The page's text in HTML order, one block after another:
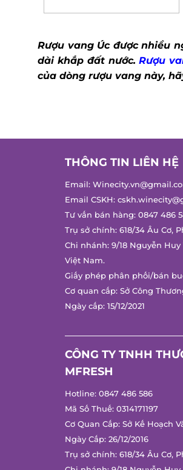
Rượu vang Úc được nhiều
dài khắp đất nước.Rượu
của dòng rượu vang này,
THÔNG TIN LIÊN HỆ
Email:
Email CSKH:
Tư vấn bán hàng:0847 486
Trụ sở chính: 618/34 Âu Cơ,
Chi nhánh: 9/18 Nguyễn
Việt Nam.
Giấy phép phân phối/bán
Cơ quan cấp: Sở Công
Ngày cấp: 15/12/2021
CÔNG TY TNHH
MFRESH
Hotline:0847 486 586
Mã Số Thuế: 0314171197
Cơ Quan Cấp: Sở Kế Hoạch
Ngày Cấp: 26/12/2016
Trụ sở chính: 618/34 Âu Cơ,